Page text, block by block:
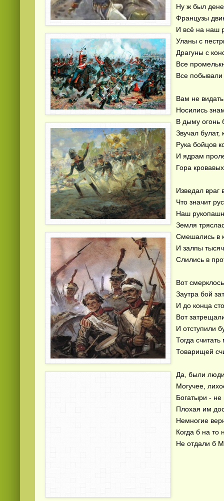
Ну ж был
Французы
И всё на наш
Уланы с
Драгуны с
Все
Все побывали
Вам не
Носились
В дыму огонь
Звучал булат,
Рука бойцов
И ядрам
Гора
Изведал враг
Что значит
Наш
Земля
Смешались в
И залпы
Слились в
Вот
Заутра бой
И до конца
Вот
И отступили
Тогда
Товарищей
Да, были
Могучее,
Богатыри - не
Плохая им
Немногие
Когда б на то
Не отдали б